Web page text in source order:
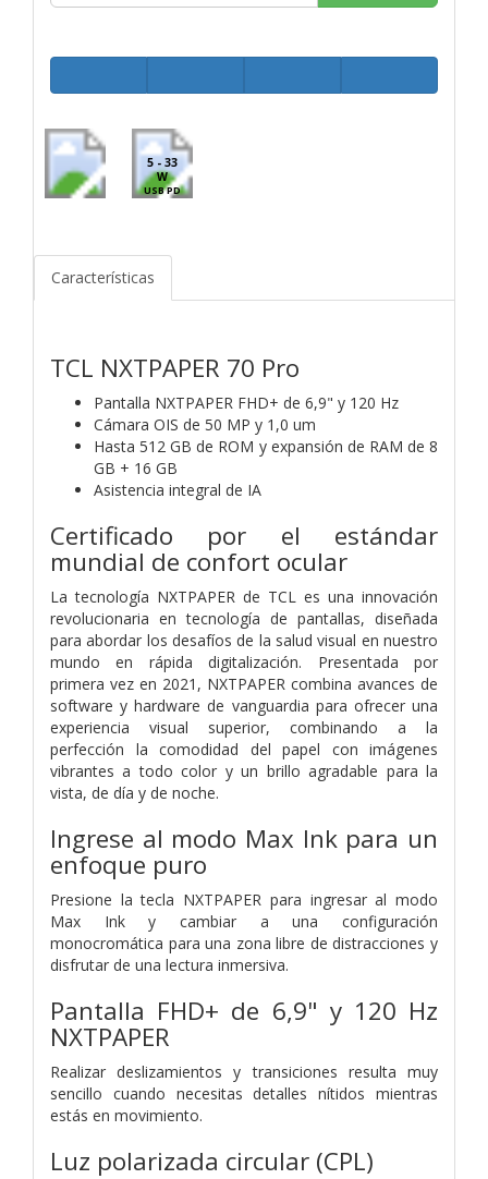
5 - 33
W
USB PD
Características
TCL NXTPAPER 70 Pro
Pantalla NXTPAPER FHD+ de 6,9" y 120 Hz
Cámara OIS de 50 MP y 1,0 um
Hasta 512 GB de ROM y expansión de RAM de 8
GB + 16 GB
Asistencia integral de IA
Certificado por el estándar
mundial de confort ocular
La tecnología NXTPAPER de TCL es una innovación
revolucionaria en tecnología de pantallas, diseñada
para abordar los desafíos de la salud visual en nuestro
mundo en rápida digitalización. Presentada por
primera vez en 2021, NXTPAPER combina avances de
software y hardware de vanguardia para ofrecer una
experiencia visual superior, combinando a la
perfección la comodidad del papel con imágenes
vibrantes a todo color y un brillo agradable para la
vista, de día y de noche.
Ingrese al modo Max Ink para un
enfoque puro
Presione la tecla NXTPAPER para ingresar al modo
Max Ink y cambiar a una configuración
monocromática para una zona libre de distracciones y
disfrutar de una lectura inmersiva.
Pantalla FHD+ de 6,9" y 120 Hz
NXTPAPER
Realizar deslizamientos y transiciones resulta muy
sencillo cuando necesitas detalles nítidos mientras
estás en movimiento.
Luz polarizada circular (CPL)